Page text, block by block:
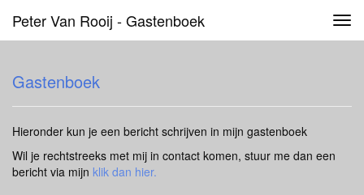
Peter Van Rooij - Gastenboek
Gastenboek
Hieronder kun je een bericht schrijven in mijn gastenboek
Wil je rechtstreeks met mij in contact komen, stuur me dan een
bericht via mijn klik dan hier.